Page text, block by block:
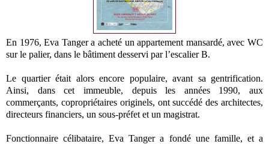
En 1976, Eva Tanger a acheté un appartement mansardé, avec WC
sur le palier, dans le bâtiment desservi par l’escalier B.
Le quartier était alors encore populaire, avant sa gentrification.
Ainsi, dans cet immeuble, depuis les années 1990, aux
commerçants, copropriétaires originels, ont succédé des architectes,
directeurs financiers, un sous-préfet et un magistrat.
Fonctionnaire célibataire, Eva Tanger a fondé une famille, et a